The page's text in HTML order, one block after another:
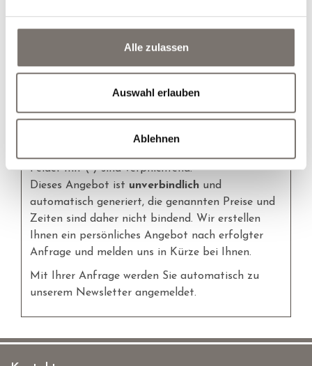
Alle zulassen
Auswahl erlauben
Ablehnen
Nur Zimmer mit Frühstück
Hunde
persönliches Angebot erstellen
Felder mit (*) sind verpflichtend!
Dieses Angebot ist unverbindlich und
automatisch generiert, die genannten Preise und
Zeiten sind daher nicht bindend. Wir erstellen
Ihnen ein persönliches Angebot nach erfolgter
Anfrage und melden uns in Kürze bei Ihnen.
Mit Ihrer Anfrage werden Sie automatisch zu
unserem Newsletter angemeldet.